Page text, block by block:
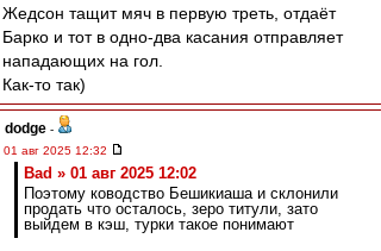
Жедсон тащит мяч в первую треть, отдаёт
Барко и тот в одно-два касания отправляет
нападающих на гол.
Как-то так)
dodge -
01 авг 2025 12:32
Bad » 01 авг 2025 12:02
Поэтому ководство Бешикиаша и склонили
продать что осталось, зеро титули, зато
выйдем в кэш, турки такое понимают